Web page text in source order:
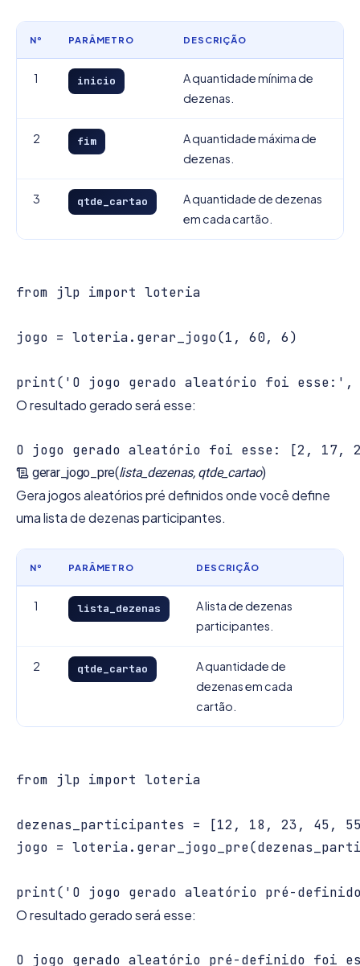
Nº PARÂMETRO DESCRIÇÃO
1 inicio
A quantidade mínima de
dezenas.
2 fim
A quantidade máxima de
dezenas.
3 qtde_cartao
A quantidade de dezenas
em cada cartão.
from jlp import loteria
jogo = loteria.gerar_jogo(1, 60, 6)
O resultado gerado será esse:
gerar_jogo_pre(lista_dezenas, qtde_cartao)
Gera jogos aleatórios pré definidos onde você define
uma lista de dezenas participantes.
Nº PARÂMETRO DESCRIÇÃO
1 lista_dezenas
A lista de dezenas
participantes.
2 qtde_cartao
A quantidade de
dezenas em cada
cartão.
from jlp import loteria
dezenas_participantes = [12, 18, 23, 45,
jogo =
O resultado gerado será esse: